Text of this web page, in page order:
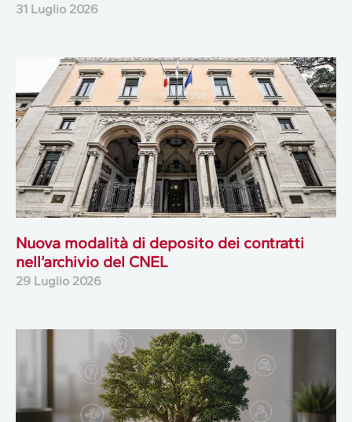
31 Luglio 2026
Nuova modalità di deposito dei contratti
nell’archivio del CNEL
29 Luglio 2026